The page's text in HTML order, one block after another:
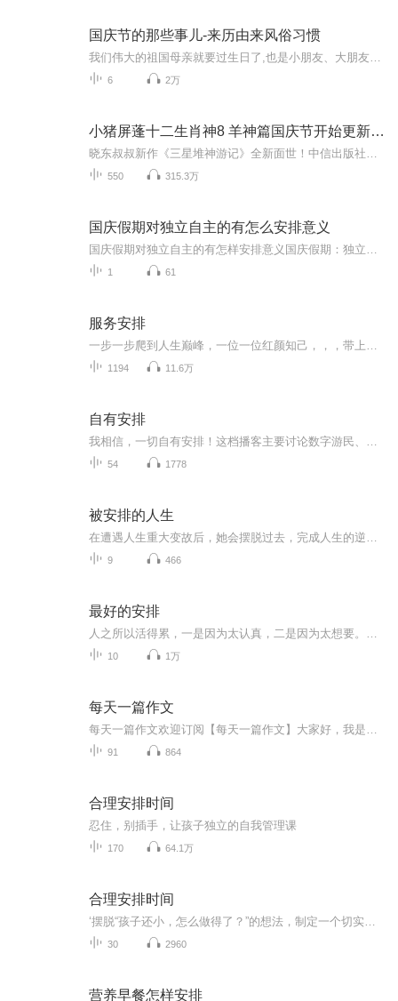
国庆节的那些事儿-来历由来风俗习惯
6 2万
小猪屏蓬十二生肖神8 羊神篇国庆节开始更新啦！
550 315.3万
国庆假期对独立自主的有怎么安排意义
1 61
服务安排
1194 11.6万
自有安排
54 1778
被安排的人生
9 466
最好的安排
10 1万
每天一篇作文
91 864
合理安排时间
忍住，别插手，让孩子独立的自我管理课
170 64.1万
合理安排时间
30 2960
营养早餐怎样安排